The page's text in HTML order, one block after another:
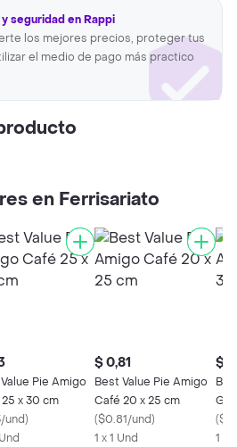
seguridad en Rappi
los mejores precios, proteger tus
el medio de pago más practico
en Ferrisariato
Pie Amigo
x 30 cm
und)
$ 0,81
Best Value Pie Amigo
Café 20 x 25 cm
($0.81/und)
1 x 1 Und
$
(
1 x